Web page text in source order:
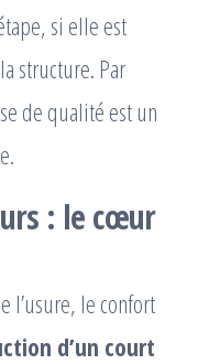
si elle est
structure. Par
de qualité est un
: le cœur
l’usure, le confort
d’un court